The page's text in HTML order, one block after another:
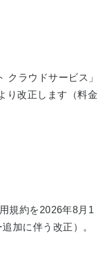
クラウドサービス」
り改正します（料金
規約を2026年8月1
加に伴う改正）。